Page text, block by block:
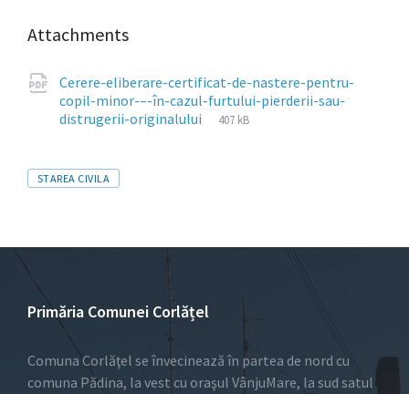
Attachments
Cerere-eliberare-certificat-de-nastere-pentru-
copil-minor-–-în-cazul-furtului-pierderii-sau-
distrugerii-originalului
File
pdf
File
407 kB
Tags
STAREA CIVILA
Primăria Comunei Corlățel
Comuna Corlăţel se învecinează în partea de nord cu
comuna Pădina, la vest cu oraşul VânjuMare, la sud satul